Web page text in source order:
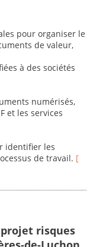
pour organiser le
de valeur,
à des sociétés
numérisés,
et les services
identifier les
de travail. [
projet risques